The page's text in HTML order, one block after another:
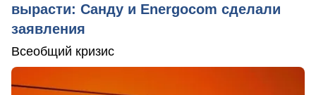
вырасти: Санду и Energocom сделали
заявления
Всеобщий кризис